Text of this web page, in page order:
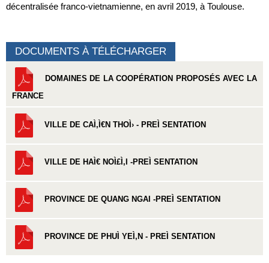
décentralisée franco-vietnamienne, en avril 2019, à Toulouse.
DOCUMENTS À TÉLÉCHARGER
DOMAINES DE LA COOPÉRATION PROPOSÉS AVEC LA
FRANCE
VILLE DE CAÌ‚Ì€N THOÌ› - PREÌ SENTATION
VILLE DE HAÌ€ NOÌ£Ì‚I -PREÌ SENTATION
PROVINCE DE QUANG NGAI -PREÌ SENTATION
PROVINCE DE PHUÌ YEÌ‚N - PREÌ SENTATION